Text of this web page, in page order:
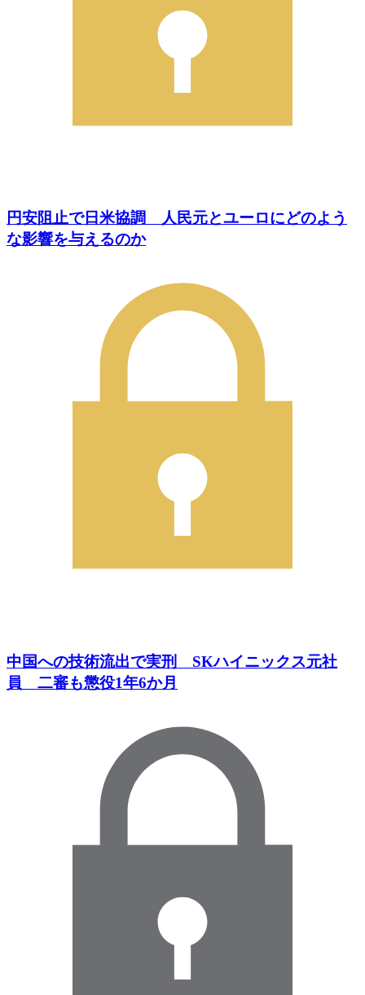
円安阻止で日米協調 人民元とユーロにどのよう
な影響を与えるのか
中国への技術流出で実刑 SKハイニックス元社
員 二審も懲役1年6か月